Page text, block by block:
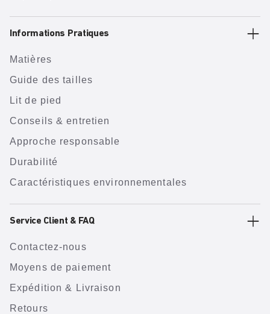
Informations Pratiques
Matières
Guide des tailles
Lit de pied
Conseils & entretien
Approche responsable
Durabilité
Caractéristiques environnementales
Service Client & FAQ
Contactez-nous
Moyens de paiement
Expédition & Livraison
Retours